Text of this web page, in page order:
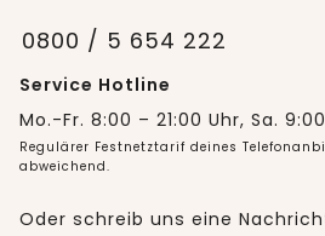
0800 / 5 654 222
Service Hotline
Mo.-Fr. 8:00 – 21:00 Uhr, Sa.
Regulärer Festnetztarif deines
abweichend.
Oder schreib uns eine